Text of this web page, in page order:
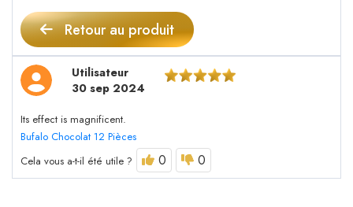
Retour au produit
Utilisateur
30 sep 2024
Its effect is magnificent.
Bufalo Chocolat 12 Pièces
Cela vous a-t-il été utile ?
0 0